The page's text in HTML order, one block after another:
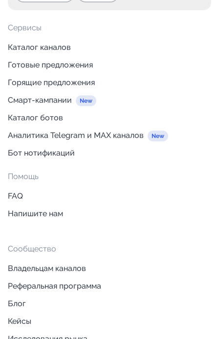
Сервисы
Каталог каналов
Готовые предложения
Горящие предложения
Смарт-кампании
Каталог ботов
Аналитика Telegram и MAX каналов
Бот нотификаций
Помощь
FAQ
Напишите нам
Сообщество
Владельцам каналов
Реферальная программа
Блог
Кейсы